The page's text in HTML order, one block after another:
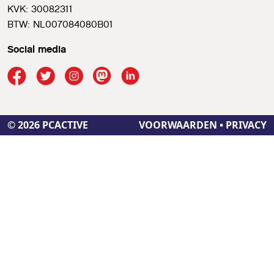
KVK: 30082311
BTW: NL007084080B01
Social media
© 2026 PCACTIVE VOORWAARDEN • PRIVACY